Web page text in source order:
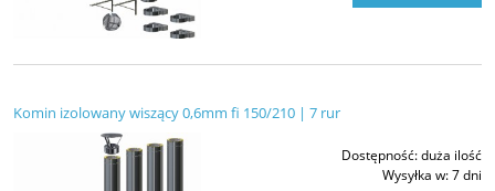
Komin izolowany wiszący 0,6mm fi 150/210 | 7 rur
Dostępność:duża ilość
Wysyłka w:7 dni